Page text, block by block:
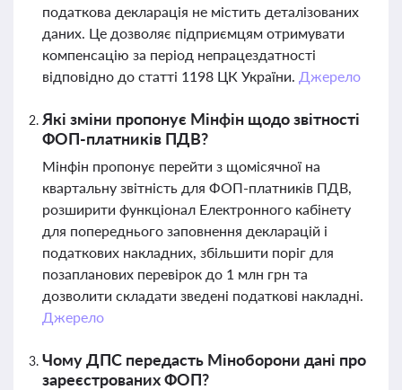
податкова декларація не містить деталізованих
даних. Це дозволяє підприємцям отримувати
компенсацію за період непрацездатності
відповідно до статті 1198 ЦК України. Джерело
Які зміни пропонує Мінфін щодо звітності
ФОП-платників ПДВ?
Мінфін пропонує перейти з щомісячної на
квартальну звітність для ФОП-платників ПДВ,
розширити функціонал Електронного кабінету
для попереднього заповнення декларацій і
податкових накладних, збільшити поріг для
позапланових перевірок до 1 млн грн та
дозволити складати зведені податкові накладні.
Джерело
Чому ДПС передасть Міноборони дані про
зареєстрованих ФОП?